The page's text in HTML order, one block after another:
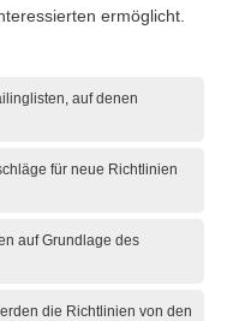
ermöglicht.
auf denen
für neue Richtlinien
auf Grundlage des
die Richtlinien von den